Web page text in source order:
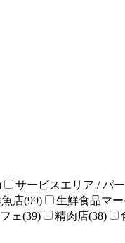
サービスエリア / パ
店(99) 生鮮食品マ
ェ(39) 精肉店(38)